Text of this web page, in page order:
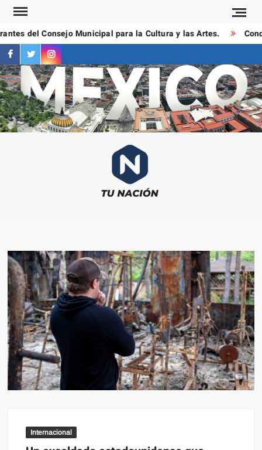
Saltar
contenidodel Consejo Municipal para la Cultura y las Artes.
facebook
twitterinstagram
Internacional